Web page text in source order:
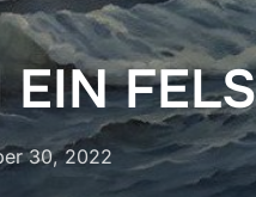
30, 2022